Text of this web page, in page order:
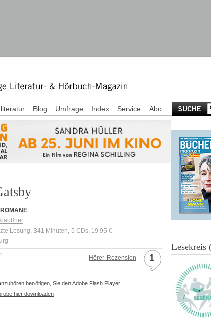
Lesung, 341 Minuten, 5 CDs, 19.95 €
Hörer-Rezension 1
benötigen, Sie denAdobe Flash Player.
hier downloaden
Blog Umfrage Index Service Abo
Lesekreis